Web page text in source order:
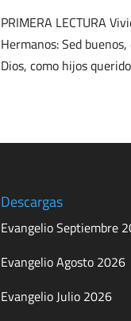
PRIMERA LECTURA
Hermanos: Sed
Dios, como hijos
Descargas
Evangelio Septiembre
Evangelio Agosto 2026
Evangelio Julio 2026